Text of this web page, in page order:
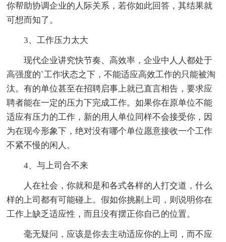
你帮助协调企业的人际关系，若你如此回答，其结果就
可想而知了。
3、工作压力太大
现代企业讲究快节奏、高效率，企业中人人都处于
高强度的`工作状态之下，不能适应高效工作的只能被淘
汰。有的单位甚至在招聘启事上就已直言相告，要求应
聘者能在一定的压力下完成工作。如果你在原单位不能
适应有压力的工作，新的用人单位同样不会接受你，因
为在现今形象下，绝对没有哪个单位愿意接收一个工作
不紧不慢的闲人。
4、与上司合不来
人在社会，你就和是和各式各样的人打交道，什么
样的上司都有可能碰上。假如你挑剔上司，则说明你在
工作上缺乏适应性，而且没有摆正你自己的位置。
毫无疑问，应该是你去主动适应你的上司，而不应